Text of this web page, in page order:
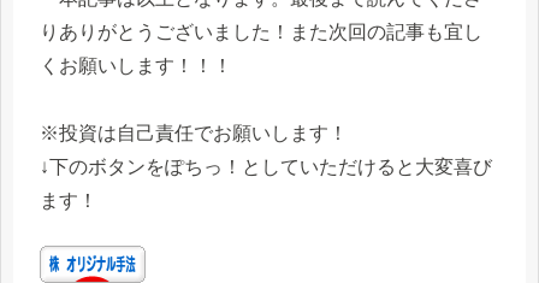
りありがとうございました！また次回の記事も宜し
くお願いします！！！
※投資は自己責任でお願いします！
↓下のボタンをぽちっ！としていただけると大変喜び
ます！